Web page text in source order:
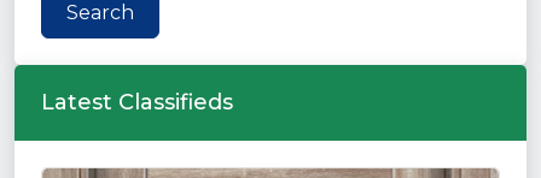
Search
Latest Classifieds